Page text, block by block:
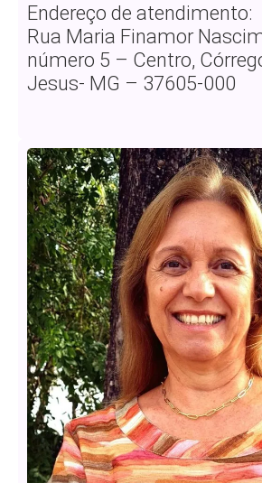
Endereço de atendimento:
Rua Maria Finamor
número 5 – Centro,
Jesus- MG – 37605-000